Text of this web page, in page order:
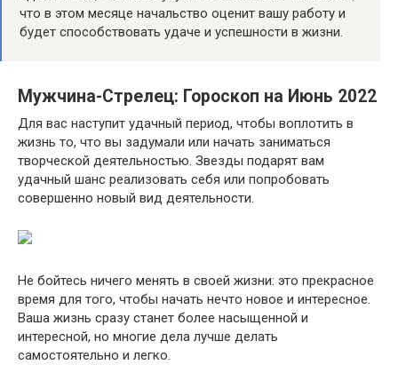
что в этом месяце начальство оценит вашу работу и
будет способствовать удаче и успешности в жизни.
Мужчина-Стрелец: Гороскоп на Июнь 2022
Для вас наступит удачный период, чтобы воплотить в
жизнь то, что вы задумали или начать заниматься
творческой деятельностью. Звезды подарят вам
удачный шанс реализовать себя или попробовать
совершенно новый вид деятельности.
Не бойтесь ничего менять в своей жизни: это прекрасное
время для того, чтобы начать нечто новое и интересное.
Ваша жизнь сразу станет более насыщенной и
интересной, но многие дела лучше делать
самостоятельно и легко.